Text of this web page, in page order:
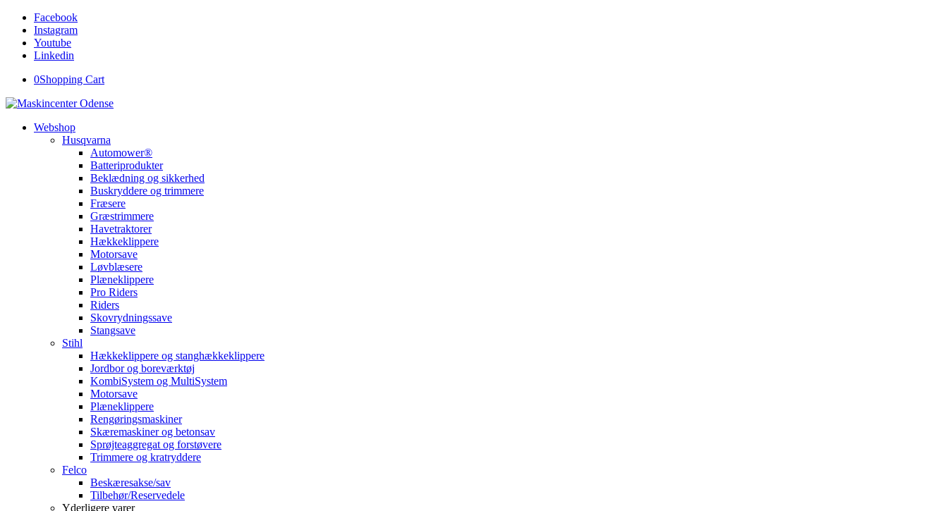
Facebook
Instagram
Youtube
Linkedin
0Shopping Cart
Webshop
Husqvarna
Automower®
Batteriprodukter
Beklædning og sikkerhed
Buskryddere og trimmere
Fræsere
Græstrimmere
Havetraktorer
Hækkeklippere
Motorsave
Løvblæsere
Plæneklippere
Pro Riders
Riders
Skovrydningssave
Stangsave
Stihl
Hækkeklippere og stanghækkeklippere
Jordbor og boreværktøj
KombiSystem og MultiSystem
Motorsave
Plæneklippere
Rengøringsmaskiner
Skæremaskiner og betonsav
Sprøjteaggregat og forstøvere
Trimmere og kratryddere
Felco
Beskæresakse/sav
Tilbehør/Reservedele
Yderligere varer